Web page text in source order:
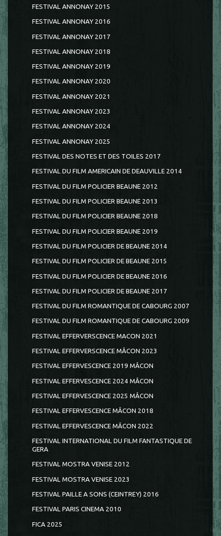
FESTIVAL ANNONAY 2015
FESTIVAL ANNONAY 2016
FESTIVAL ANNONAY 2017
FESTIVAL ANNONAY 2018
FESTIVAL ANNONAY 2019
FESTIVAL ANNONAY 2020
FESTIVAL ANNONAY 2021
FESTIVAL ANNONAY 2023
FESTIVAL ANNONAY 2024
FESTIVAL ANNONAY 2025
FESTIVAL DES NOTES ET DES TOILES 2017
FESTIVAL DU FILM AMERICAIN DE DEAUVILLE 2014
FESTIVAL DU FILM POLICIER BEAUNE 2012
FESTIVAL DU FILM POLICIER BEAUNE 2013
FESTIVAL DU FILM POLICIER BEAUNE 2018
FESTIVAL DU FILM POLICIER BEAUNE 2019
FESTIVAL DU FILM POLICIER DE BEAUNE 2014
FESTIVAL DU FILM POLICIER DE BEAUNE 2015
FESTIVAL DU FILM POLICIER DE BEAUNE 2016
FESTIVAL DU FILM POLICIER DE BEAUNE 2017
FESTIVAL DU FILM ROMANTIQUE DE CABOURG 2007
FESTIVAL DU FILM ROMANTIQUE DE CABOURG 2009
FESTIVAL EFFERVERSCENCE MACON 2021
FESTIVAL EFFERVERSCENCE MÂCON 2023
FESTIVAL EFFERVESCENCE 2019 MÂCON
FESTIVAL EFFERVESCENCE 2024 MÂCON
FESTIVAL EFFERVESCENCE 2025 MÂCON
FESTIVAL EFFERVESCENCE MÂCON 2018
FESTIVAL EFFERVESCENCE MÂCON 2022
FESTIVAL INTERNATIONAL DU FILM FANTASTIQUE DE
GERA
FESTIVAL MOSTRA VENISE 2012
FESTIVAL MOSTRA VENISE 2023
FESTIVAL PAILLE A SONS (CEINTREY) 2016
FESTIVAL PARIS CINEMA 2010
FICA 2025